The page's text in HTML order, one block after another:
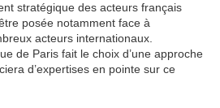
stratégique des acteurs français
posée notamment face à
acteurs internationaux.
de Paris fait le choix d’une approche
d’expertises en pointe sur ce